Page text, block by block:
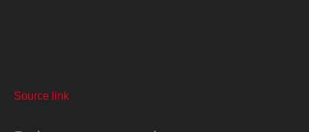
Source link